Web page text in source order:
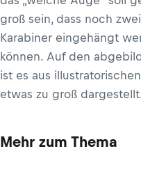
groß sein, dass noch
Karabiner eingehängt
können. Auf den
ist es aus
etwas zu groß
Mehr zum Thema